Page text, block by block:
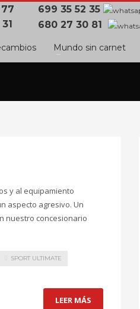
699 35 52 35
680 27 30 81
Mundo sin carnet
y al equipamiento
aspecto agresivo. Un
nuestro concesionario
SPORT ULTIMATE
LEER MÁS